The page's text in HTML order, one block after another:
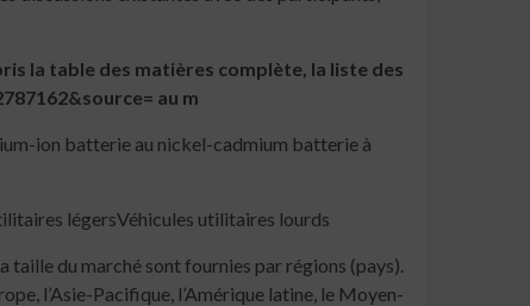
la table des matières complète, la liste des
au m
ion batterie au nickel-cadmium batterie à
légersVéhicules utilitaires lourds
taille du marché sont fournies par régions (pays).
l’Asie-Pacifique, l’Amérique latine, le Moyen-